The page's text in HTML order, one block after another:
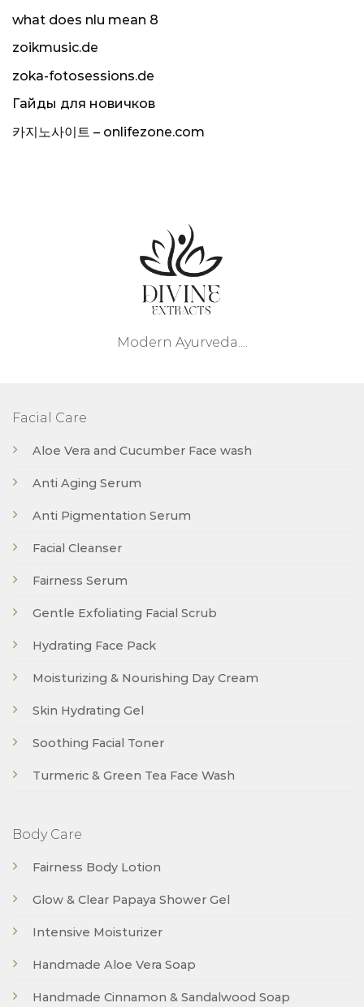
what does nlu mean 8
zoikmusic.de
zoka-fotosessions.de
Гайды для новичков
카지노사이트 – onlifezone.com
Modern Ayurveda....
Facial Care
Aloe Vera and Cucumber Face wash
Anti Aging Serum
Anti Pigmentation Serum
Facial Cleanser
Fairness Serum
Gentle Exfoliating Facial Scrub
Hydrating Face Pack
Moisturizing & Nourishing Day Cream
Skin Hydrating Gel
Soothing Facial Toner
Turmeric & Green Tea Face Wash
Body Care
Fairness Body Lotion
Glow & Clear Papaya Shower Gel
Intensive Moisturizer
Handmade Aloe Vera Soap
Handmade Cinnamon & Sandalwood Soap